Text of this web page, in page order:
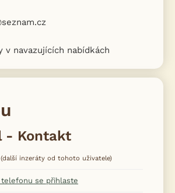
v navazujících nabídkách
- Kontakt
(další inzeráty od tohoto uživatele)
telefonu se přihlaste